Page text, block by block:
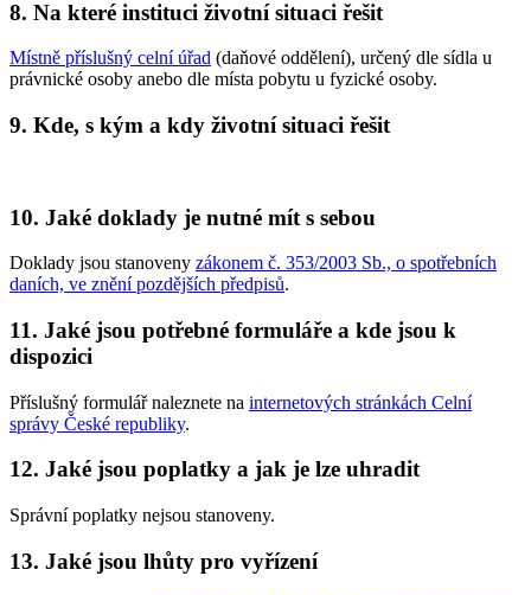
8. Na které instituci životní situaci řešit
Místně příslušný celní úřad (daňové oddělení), určený dle sídla u
právnické osoby anebo dle místa pobytu u fyzické osoby.
9. Kde, s kým a kdy životní situaci řešit
10. Jaké doklady je nutné mít s sebou
Doklady jsou stanoveny zákonem č. 353/2003 Sb., o spotřebních
daních, ve znění pozdějších předpisů.
11. Jaké jsou potřebné formuláře a kde jsou k
dispozici
Příslušný formulář naleznete na internetových stránkách Celní
správy České republiky.
12. Jaké jsou poplatky a jak je lze uhradit
Správní poplatky nejsou stanoveny.
13. Jaké jsou lhůty pro vyřízení